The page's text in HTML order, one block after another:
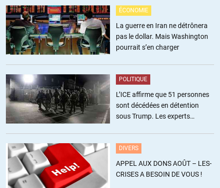
ÉCONOMIE
La guerre en Iran ne détrônera
pas le dollar. Mais Washington
pourrait s’en charger
POLITIQUE
L’ICE affirme que 51 personnes
sont décédées en détention
sous Trump. Les experts
DIVERS
APPEL AUX DONS AOÛT – LES-
CRISES A BESOIN DE VOUS !